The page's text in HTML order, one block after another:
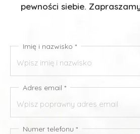
pewności siebie.
Imię i nazwisko *
Adres email *
Numer telefonu *